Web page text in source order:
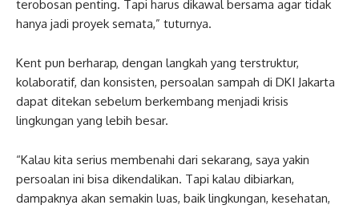
terobosan penting. Tapi harus dikawal bersama agar tidak
hanya jadi proyek semata,” tuturnya.
Kent pun berharap, dengan langkah yang terstruktur,
kolaboratif, dan konsisten, persoalan sampah di DKI Jakarta
dapat ditekan sebelum berkembang menjadi krisis
lingkungan yang lebih besar.
“Kalau kita serius membenahi dari sekarang, saya yakin
persoalan ini bisa dikendalikan. Tapi kalau dibiarkan,
dampaknya akan semakin luas, baik lingkungan, kesehatan,